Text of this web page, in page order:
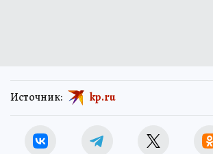
Источник: kp.ru